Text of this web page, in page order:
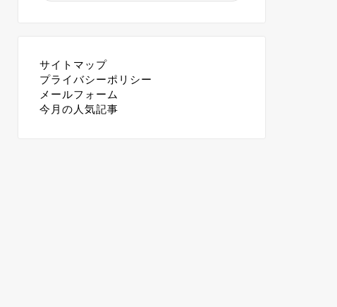
サイトマップ
プライバシーポリシー
メールフォーム
今月の人気記事